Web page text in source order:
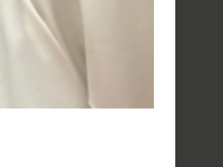
pro děti i
své jezdecké
úplných
své